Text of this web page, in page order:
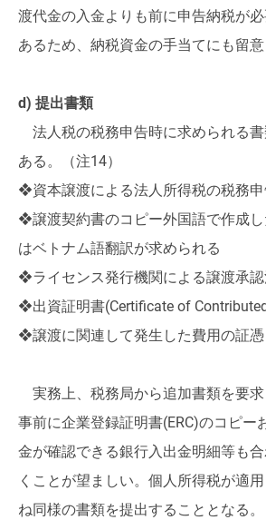
渡代金の入金よりも前に申告納税が
あるため、納税資金の手当てにも留意
d) 提出書類
法人税の税務申告時に求められる
ある。（注14）
❖資本譲渡による法人所得税の税務
❖譲渡契約書のコピー外国語で作成
はベトナム語翻訳が求められる
❖ライセンス発行機関による譲渡承
❖出資証明書(Certificate of
❖譲渡に関連して発生した費用の証憑
実務上、税務局から追加書類を要求
事前に企業登録証明書(ERC)のコピー
金が確認できる銀行入出金明細等も
くことが望ましい。個人所得税が適
ね同様の書類を提出することとなる。